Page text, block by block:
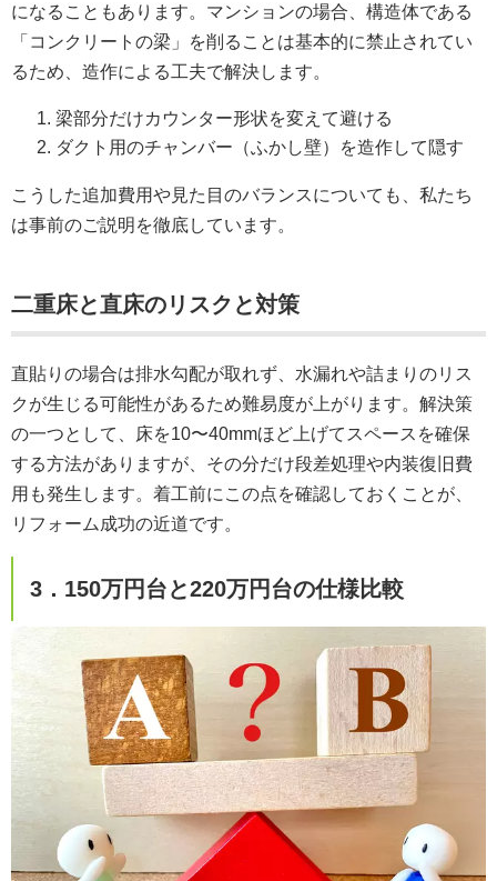
になることもあります。マンションの場合、構造体である
「コンクリートの梁」を削ることは基本的に禁止されてい
るため、造作による工夫で解決します。
梁部分だけカウンター形状を変えて避ける
ダクト用のチャンバー（ふかし壁）を造作して隠す
こうした追加費用や見た目のバランスについても、私たち
は事前のご説明を徹底しています。
二重床と直床のリスクと対策
直貼りの場合は排水勾配が取れず、水漏れや詰まりのリス
クが生じる可能性があるため難易度が上がります。解決策
の一つとして、床を10〜40mmほど上げてスペースを確保
する方法がありますが、その分だけ段差処理や内装復旧費
用も発生します。着工前にこの点を確認しておくことが、
リフォーム成功の近道です。
3．150万円台と220万円台の仕様比較